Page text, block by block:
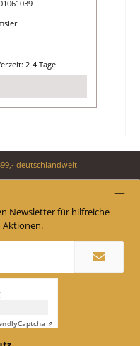
Preis:
2-4 Tage
deutschlandweit
Newsletter für hilfreiche
Captcha ⇗